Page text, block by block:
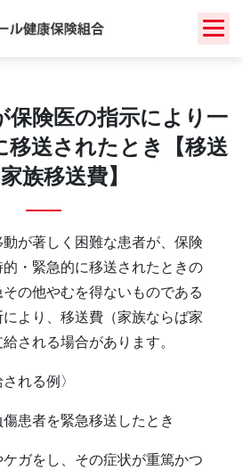
保険医の指示により一
移送されたとき【移送
族移送費】
が著しく困難な患者が、保険
・緊急的に移送されたときの
の他やむを得ないものである
より、移送費（家族ならば家
される場合があります。
れる例〉
患者を緊急移送したとき
ガをし、その症状が重篤かつ